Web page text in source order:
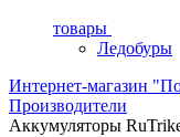
товары
Ледобуры
Интернет-магазин
Производители
Аккумуляторы